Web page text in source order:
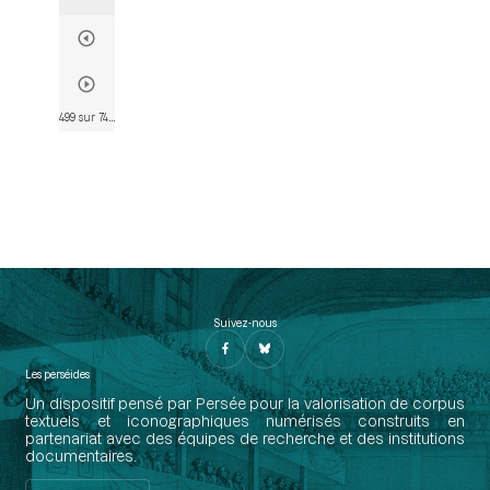
Suivez-nous
Les perséides
Un dispositif pensé par Persée pour la valorisation de corpus
textuels et iconographiques numérisés construits en
partenariat avec des équipes de recherche et des institutions
documentaires.